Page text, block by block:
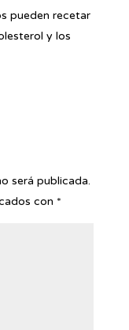
pueden recetar
y los
será publicada.
con *